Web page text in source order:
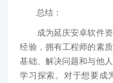
总结：
成为延庆安卓软件资
经验，拥有工程师的素
基础、解决问题和与他
学习探索。对于想要成